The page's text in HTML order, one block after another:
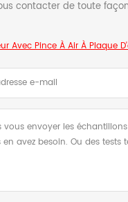
contacter de toute
Avec Pince À Air À Plaque